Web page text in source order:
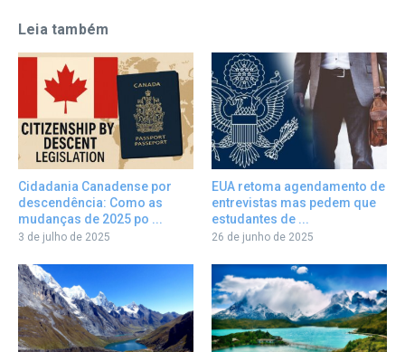
Leia também
Cidadania Canadense por
descendência: Como as
mudanças de 2025 po ...
3 de julho de 2025
EUA retoma agendamento de
entrevistas mas pedem que
estudantes de ...
26 de junho de 2025